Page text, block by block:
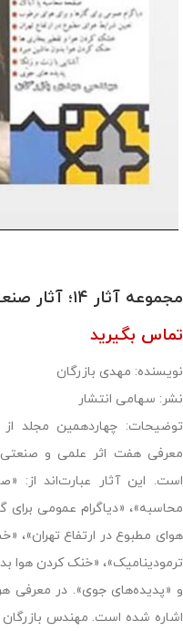
مجموعه آثار ۱۴؛ آثار صنعتی و علمی
تماس بگیرید
نویسنده: مهدی بازرگان
نشر: سهامی انتشار
توضیحات: چهاردهمین مجلد از
معرفی هفت اثر علمی و
است. این آثار عبارت‌اند
محاسبه»، «دیاگرام عمومی برای
هوای مطبوع در ارتفاع تهران»،
ترمودینامیک»، «خنک كردن هوا
و «پدیده‌های جوی». در معرفی